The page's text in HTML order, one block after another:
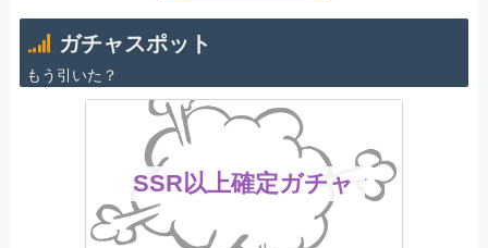
ガチャスポット
もう引いた？
SSR以上確定ガチャ